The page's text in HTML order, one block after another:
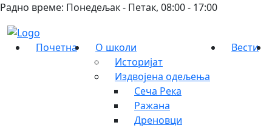
Радно време: Понедељак - Петак, 08:00 - 17:00
Почетна
О школи
Историјат
Издвојена одељења
Сеча Река
Ражана
Дреновци
Вести